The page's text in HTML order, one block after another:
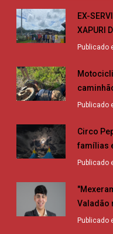
EX-
XAPURI
Publicado
Publicado
Circo
famílias
Publicado
Valadão
Publicado